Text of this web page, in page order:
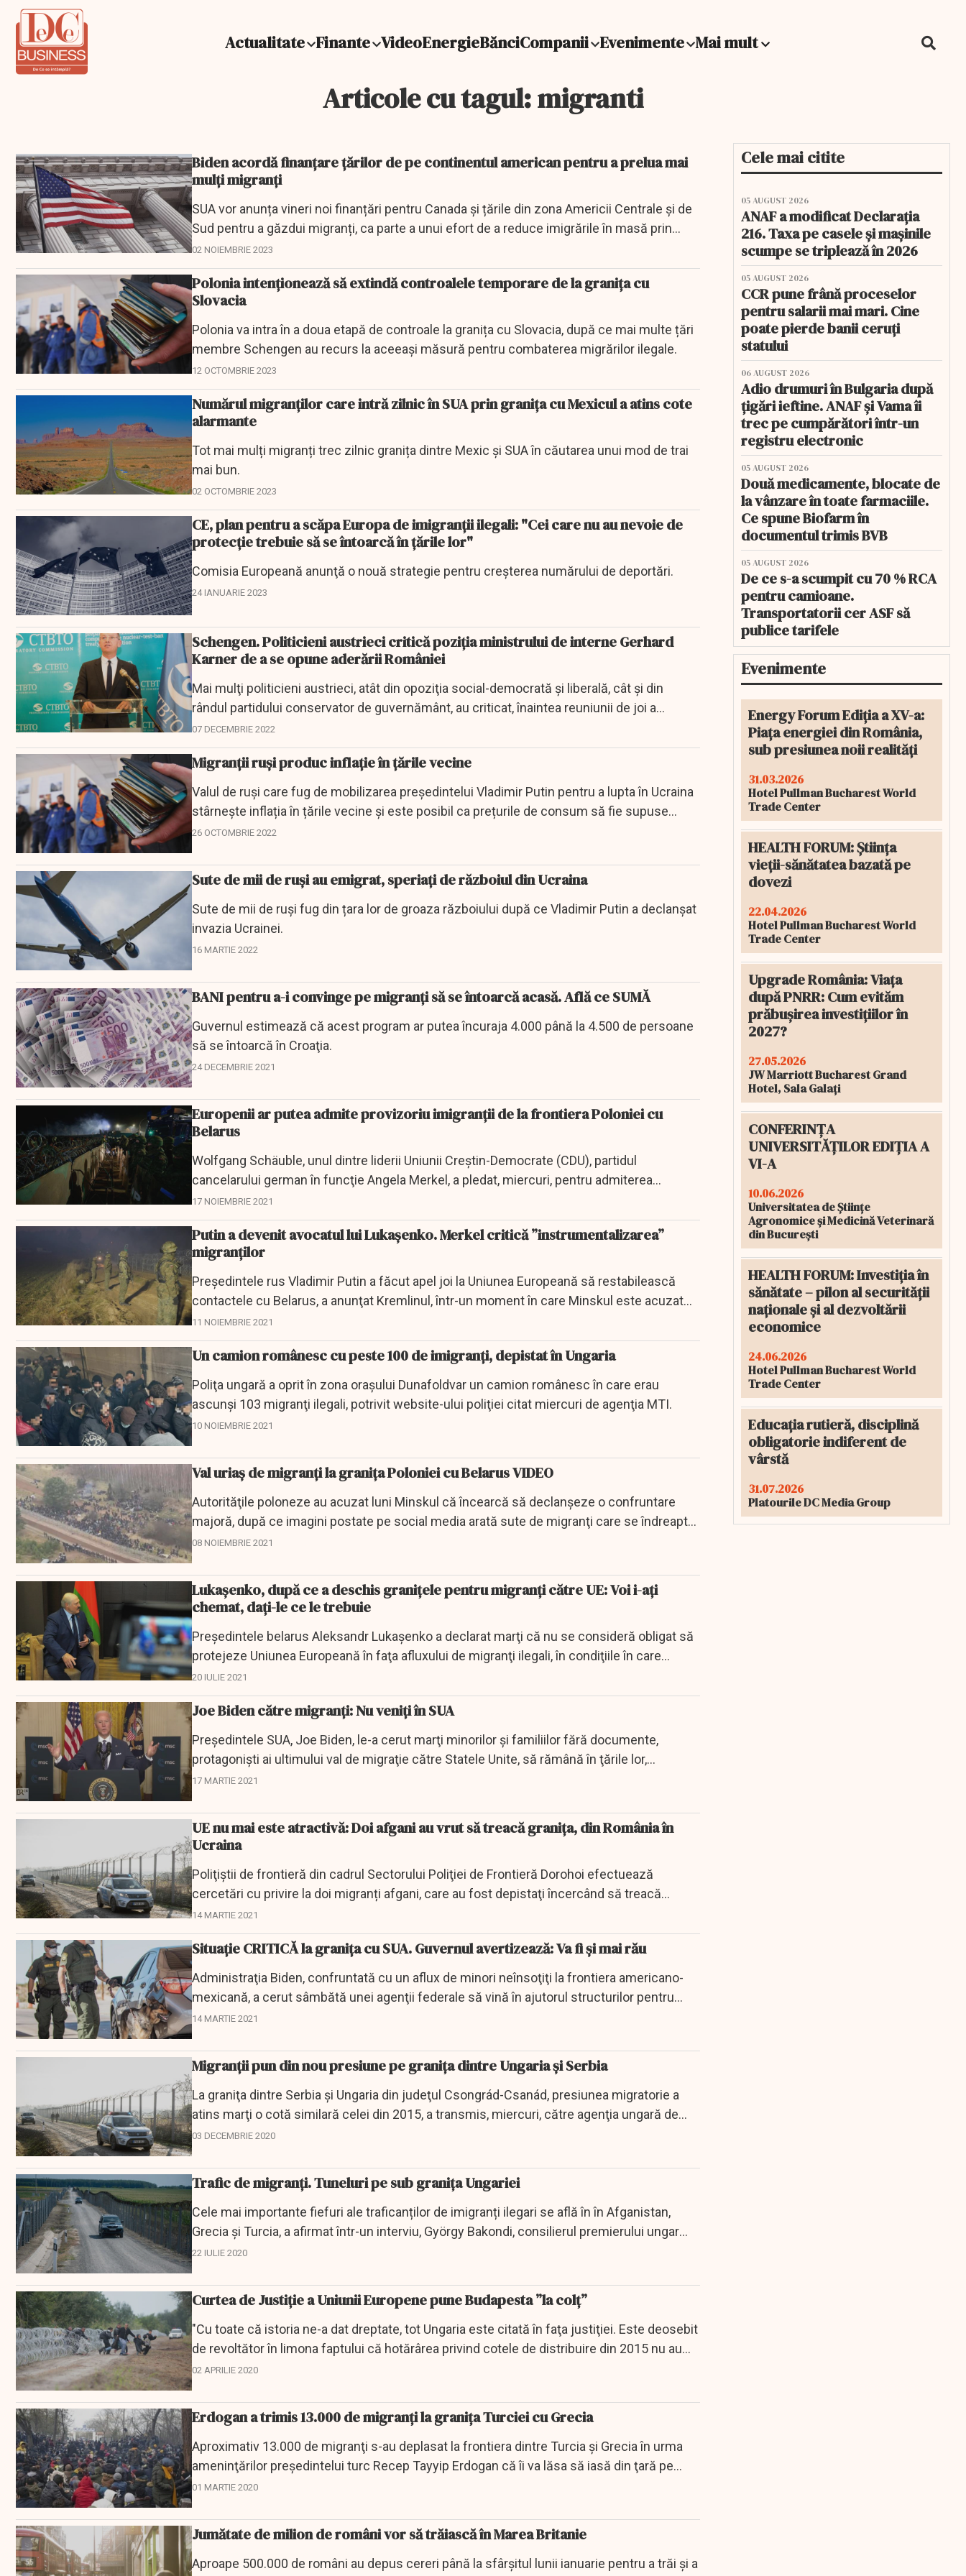
Actualitate Finante VideoEnergieBănciCompanii Evenimente Mai mult
Articole cu tagul: migranti
Biden acordă finanţare țărilor de pe continentul american pentru a prelua mai
mulți migranți
SUA vor anunța vineri noi finanțări pentru Canada și țările din zona Americii Centrale și de
Sud pentru a găzdui migranți, ca parte a unui efort de a reduce imigrările în masă prin...
02 NOIEMBRIE 2023
Polonia intenționează să extindă controalele temporare de la granița cu
Slovacia
Polonia va intra în a doua etapă de controale la granița cu Slovacia, după ce mai multe țări
membre Schengen au recurs la aceeași măsură pentru combaterea migrărilor ilegale.
12 OCTOMBRIE 2023
Numărul migranților care intră zilnic în SUA prin granița cu Mexicul a atins cote
alarmante
Tot mai mulți migranți trec zilnic granița dintre Mexic și SUA în căutarea unui mod de trai
mai bun.
02 OCTOMBRIE 2023
CE, plan pentru a scăpa Europa de imigranţii ilegali: "Cei care nu au nevoie de
protecţie trebuie să se întoarcă în ţările lor"
Comisia Europeană anunţă o nouă strategie pentru creşterea numărului de deportări.
24 IANUARIE 2023
Schengen. Politicieni austrieci critică poziția ministrului de interne Gerhard
Karner de a se opune aderării României
Mai mulţi politicieni austrieci, atât din opoziţia social-democrată şi liberală, cât şi din
rândul partidului conservator de guvernământ, au criticat, înaintea reuniunii de joi a
Consiliul...
07 DECEMBRIE 2022
Migranții ruși produc inflație în țările vecine
Valul de ruși care fug de mobilizarea președintelui Vladimir Putin pentru a lupta în Ucraina
stârnește inflația în țările vecine și este posibil ca prețurile de consum să fie supuse
unei...
26 OCTOMBRIE 2022
Sute de mii de ruși au emigrat, speriați de războiul din Ucraina
Sute de mii de ruși fug din țara lor de groaza războiului după ce Vladimir Putin a declanșat
invazia Ucrainei.
16 MARTIE 2022
BANI pentru a-i convinge pe migranţi să se întoarcă acasă. Află ce SUMĂ
Guvernul estimează că acest program ar putea încuraja 4.000 până la 4.500 de persoane
să se întoarcă în Croaţia.
24 DECEMBRIE 2021
Europenii ar putea admite provizoriu imigranții de la frontiera Poloniei cu
Belarus
Wolfgang Schäuble, unul dintre liderii Uniunii Creştin-Democrate (CDU), partidul
cancelarului german în funcţie Angela Merkel, a pledat, miercuri, pentru admiterea
provizorie în Uniunea...
17 NOIEMBRIE 2021
Putin a devenit avocatul lui Lukaşenko. Merkel critică ”instrumentalizarea”
migranților
Preşedintele rus Vladimir Putin a făcut apel joi la Uniunea Europeană să restabilească
contactele cu Belarus, a anunţat Kremlinul, într-un moment în care Minskul este acuzat
de Bruxelles că...
11 NOIEMBRIE 2021
Un camion românesc cu peste 100 de imigranți, depistat în Ungaria
Poliţa ungară a oprit în zona oraşului Dunafoldvar un camion românesc în care erau
ascunşi 103 migranţi ilegali, potrivit website-ului poliţiei citat miercuri de agenţia MTI.
10 NOIEMBRIE 2021
Val uriaș de migranți la granița Poloniei cu Belarus VIDEO
Autorităţile poloneze au acuzat luni Minskul că încearcă să declanşeze o confruntare
majoră, după ce imagini postate pe social media arată sute de migranţi care se îndreaptă
spre...
08 NOIEMBRIE 2021
Lukaşenko, după ce a deschis granițele pentru migranți către UE: Voi i-ați
chemat, dați-le ce le trebuie
Preşedintele belarus Aleksandr Lukaşenko a declarat marţi că nu se consideră obligat să
protejeze Uniunea Europeană în faţa afluxului de migranţi ilegali, în condiţiile în care
blocul...
20 IULIE 2021
Joe Biden către migranți: Nu veniţi în SUA
Preşedintele SUA, Joe Biden, le-a cerut marţi minorilor şi familiilor fără documente,
protagonişti ai ultimului val de migraţie către Statele Unite, să rămână în ţările lor,
transmite...
17 MARTIE 2021
UE nu mai este atractivă: Doi afgani au vrut să treacă granița, din România în
Ucraina
Poliţiştii de frontieră din cadrul Sectorului Poliţiei de Frontieră Dorohoi efectuează
cercetări cu privire la doi migranți afgani, care au fost depistaţi încercând să treacă
ilegal...
14 MARTIE 2021
Situație CRITICĂ la granița cu SUA. Guvernul avertizează: Va fi și mai rău
Administraţia Biden, confruntată cu un aflux de minori neînsoţiţi la frontiera americano-
mexicană, a cerut sâmbătă unei agenţii federale să vină în ajutorul structurilor pentru
cazarea...
14 MARTIE 2021
Migranții pun din nou presiune pe granița dintre Ungaria și Serbia
La graniţa dintre Serbia şi Ungaria din judeţul Csongrád-Csanád, presiunea migratorie a
atins marţi o cotă similară celei din 2015, a transmis, miercuri, către agenţia ungară de
presă MTI,...
03 DECEMBRIE 2020
Trafic de migranți. Tuneluri pe sub granița Ungariei
Cele mai importante fiefuri ale traficanților de imigranți ilegari se află în în Afganistan,
Grecia şi Turcia, a afirmat într-un interviu, György Bakondi, consilierul premierului ungar
pe...
22 IULIE 2020
Curtea de Justiţie a Uniunii Europene pune Budapesta ”la colț”
"Cu toate că istoria ne-a dat dreptate, tot Ungaria este citată în faţa justiţiei. Este deosebit
de revoltător în limona faptului că hotărârea privind cotele de distribuire din 2015 nu au...
02 APRILIE 2020
Erdogan a trimis 13.000 de migranţi la granița Turciei cu Grecia
Aproximativ 13.000 de migranţi s-au deplasat la frontiera dintre Turcia şi Grecia în urma
ameninţărilor preşedintelui turc Recep Tayyip Erdogan că îi va lăsa să iasă din ţară pe...
01 MARTIE 2020
Jumătate de milion de români vor să trăiască în Marea Britanie
Aproape 500.000 de români au depus cereri până la sfârşitul lunii ianuarie pentru a trăi şi a
Cele mai citite
05 AUGUST 2026
ANAF a modificat Declarația
216. Taxa pe casele și mașinile
scumpe se triplează în 2026
05 AUGUST 2026
CCR pune frână proceselor
pentru salarii mai mari. Cine
poate pierde banii ceruți
statului
06 AUGUST 2026
Adio drumuri în Bulgaria după
țigări ieftine. ANAF și Vama îi
trec pe cumpărători într-un
registru electronic
05 AUGUST 2026
Două medicamente, blocate de
la vânzare în toate farmaciile.
Ce spune Biofarm în
documentul trimis BVB
05 AUGUST 2026
De ce s-a scumpit cu 70 % RCA
pentru camioane.
Transportatorii cer ASF să
publice tarifele
Evenimente
Energy Forum Ediția a XV-a:
Piața energiei din România,
sub presiunea noii realități
31.03.2026
Hotel Pullman Bucharest World
Trade Center
HEALTH FORUM: Știința
vieții-sănătatea bazată pe
dovezi
22.04.2026
Hotel Pullman Bucharest World
Trade Center
Upgrade România: Viața
după PNRR: Cum evităm
prăbușirea investițiilor în
2027?
27.05.2026
JW Marriott Bucharest Grand
Hotel, Sala Galați
CONFERINȚA
UNIVERSITĂȚILOR EDIȚIA A
VI-A
10.06.2026
Universitatea de Științe
Agronomice și Medicină Veterinară
din București
HEALTH FORUM: Investiția în
sănătate – pilon al securității
naționale și al dezvoltării
economice
24.06.2026
Hotel Pullman Bucharest World
Trade Center
Educația rutieră, disciplină
obligatorie indiferent de
vârstă
31.07.2026
Platourile DC Media Group